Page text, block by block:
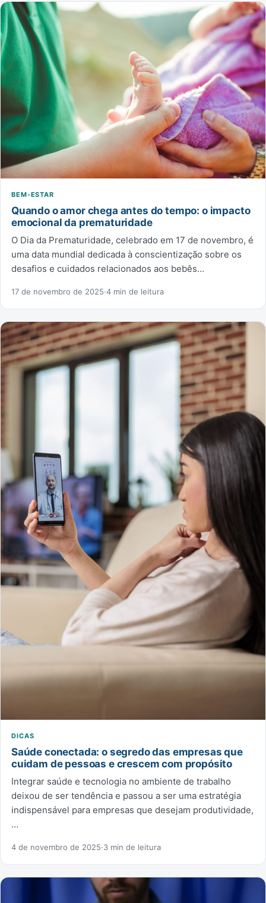
BEM-ESTAR
Quando o amor chega antes do tempo: o impacto
emocional da prematuridade
O Dia da Prematuridade, celebrado em 17 de novembro, é
uma data mundial dedicada à conscientização sobre os
desafios e cuidados relacionados aos bebês…
17 de novembro de 2025·4 min de leitura
DICAS
Saúde conectada: o segredo das empresas que
cuidam de pessoas e crescem com propósito
Integrar saúde e tecnologia no ambiente de trabalho
deixou de ser tendência e passou a ser uma estratégia
indispensável para empresas que desejam produtividade,
…
4 de novembro de 2025·3 min de leitura